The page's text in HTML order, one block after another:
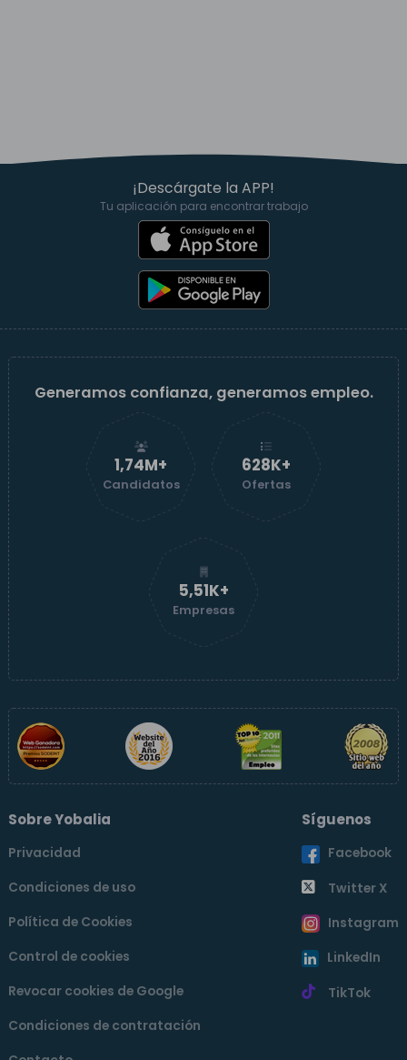
¡Descárgate la APP!
Tu aplicación para encontrar trabajo
Generamos confianza, generamos empleo.
1,74M+
Candidatos
629K+
Ofertas
5,52K+
Empresas
Sobre Yobalia
Privacidad
Condiciones de uso
Política de Cookies
Control de cookies
Revocar cookies de Google
Condiciones de contratación
Síguenos
Facebook
Twitter X
Instagram
LinkedIn
TikTok